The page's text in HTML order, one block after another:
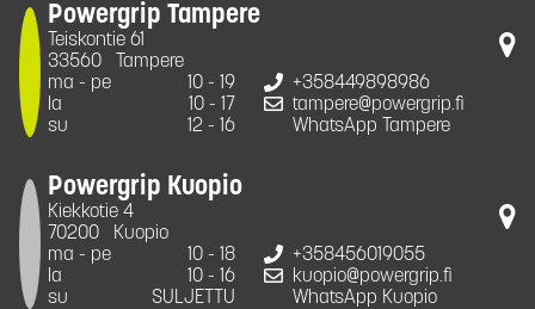
Powergrip Tampere
Teiskontie 61
33560
Tampere
ma - pe
10 - 19
la
10 - 17
su
12 - 16
+358449898986
tampere@powergrip.fi
WhatsApp Tampere
Powergrip Kuopio
Kiekkotie 4
70200
Kuopio
ma - pe
10 - 18
la
10 - 16
su
SULJETTU
+358456019055
kuopio@powergrip.fi
WhatsApp Kuopio